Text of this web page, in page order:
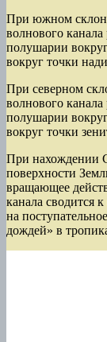
При южном
волнового
полушарии
вокруг точки
При северном
волнового
полушарии
вокруг точки
При нахождении
поверхности
вращающее
канала сводится
на
дождей» в